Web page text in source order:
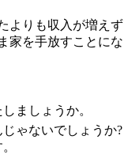
りも収入が増え
を手放すことに
ましょうか。
ゃないでしょうか?